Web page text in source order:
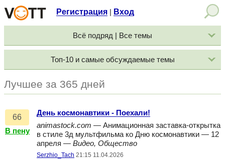
Регистрация Вход
Всё подряд | Все темы
Топ-10 и самые обсуждаемые темы
Лучшее за 365 дней
66
В пену
День космонавтики - Поехали!
animastock.com — Анимационная заставка-открытка
в стиле 3д мультфильма ко Дню космонавтики — 12
апреля — Видео, Общество
Serzhio_Tach 21:15 11.04.2026